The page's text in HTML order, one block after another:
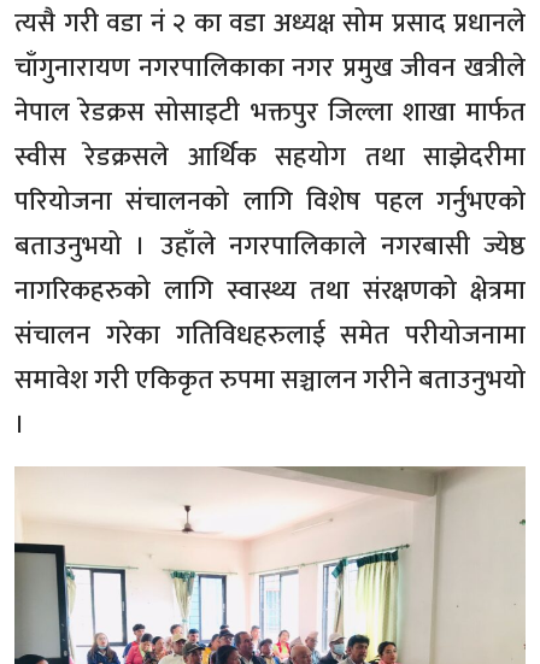
त्यसै गरी वडा नं २ का वडा अध्यक्ष सोम प्रसाद प्रधानले
चाँगुनारायण नगरपालिकाका नगर प्रमुख जीवन खत्रीले
नेपाल रेडक्रस सोसाइटी भक्तपुर जिल्ला शाखा मार्फत
स्वीस रेडक्रसले आर्थिक सहयोग तथा साझेदरीमा
परियोजना संचालनको लागि विशेष पहल गर्नुभएको
बताउनुभयो । उहाँले नगरपालिकाले नगरबासी ज्येष्ठ
नागरिकहरुको लागि स्वास्थ्य तथा संरक्षणको क्षेत्रमा
संचालन गरेका गतिविधहरुलाई समेत परीयोजनामा
समावेश गरी एकिकृत रुपमा सञ्चालन गरीने बताउनुभयो
।